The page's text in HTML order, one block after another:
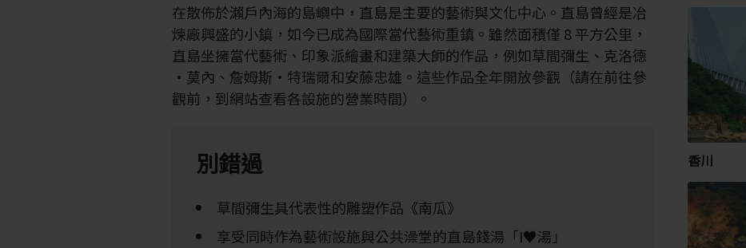
在散佈於瀨戶內海的島嶼中，直島是主要的藝術與文化中心。直島曾經是冶
煉廠興盛的小鎮，如今已成為國際當代藝術重鎮。雖然面積僅 8 平方公里，
直島坐擁當代藝術、印象派繪畫和建築大師的作品，例如草間彌生、克洛德
·莫內、詹姆斯·特瑞爾和安藤忠雄。這些作品全年開放參觀（請在前往參
觀前，到網站查看各設施的營業時間）。
別錯過
草間彌生具代表性的雕塑作品《南瓜》
享受同時作為藝術設施與公共澡堂的直島錢湯「I♥湯」
香川